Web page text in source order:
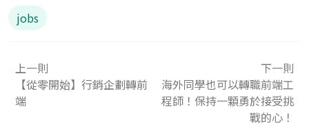
jobs
上一則
【從零開始】行銷企劃轉前
端
下一則
海外同學也可以轉職前端工
程師！保持一顆勇於接受挑
戰的心！